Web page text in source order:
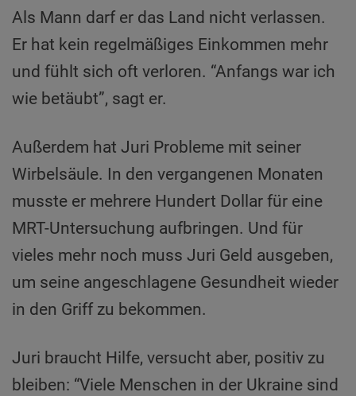
Als Mann darf er das Land nicht verlassen.
Er hat kein regelmäßiges Einkommen mehr
und fühlt sich oft verloren. “Anfangs war ich
wie betäubt”, sagt er.
Außerdem hat Juri Probleme mit seiner
Wirbelsäule. In den vergangenen Monaten
musste er mehrere Hundert Dollar für eine
MRT-Untersuchung aufbringen. Und für
vieles mehr noch muss Juri Geld ausgeben,
um seine angeschlagene Gesundheit wieder
in den Griff zu bekommen.
Juri braucht Hilfe, versucht aber, positiv zu
bleiben: “Viele Menschen in der Ukraine sind